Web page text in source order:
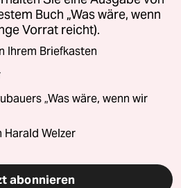
Buch „Was wäre, wenn
Vorrat reicht).
Ihrem Briefkasten
„Was wäre, wenn wir
Harald Welzer
abonnieren